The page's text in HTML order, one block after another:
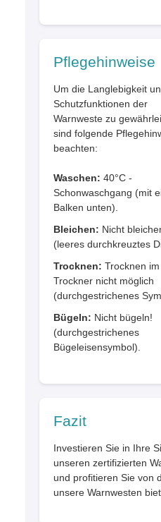
Pflegehinweise
Um die Langlebigkeit
Schutzfunktionen der
Warnweste zu
sind folgende
beachten:
Waschen: 40°C -
Schonwaschgang (mit
Balken unten).
Bleichen: Nicht
(leeres durchkreuztes
Trocknen: Trocknen im
Trockner nicht möglich
(durchgestrichenes
Bügeln: Nicht bügeln!
(durchgestrichenes
Bügeleisensymbol).
Fazit
Investieren Sie in Ihre
unseren zertifizierten
und profitieren Sie von
unsere Warnwesten